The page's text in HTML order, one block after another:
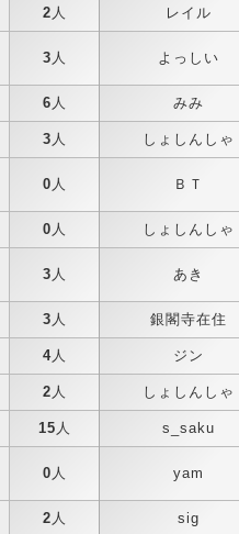
2 人 レイル
3 人 よっしい
6 人 みみ
3 人 しょしんしゃ
0 人 ＢＴ
0 人 しょしんしゃ
3 人 あき
3 人 銀閣寺在住
4人 ジン
2 人 しょしんしゃ
15 人 s_saku
0 人 yam
2 人 sig